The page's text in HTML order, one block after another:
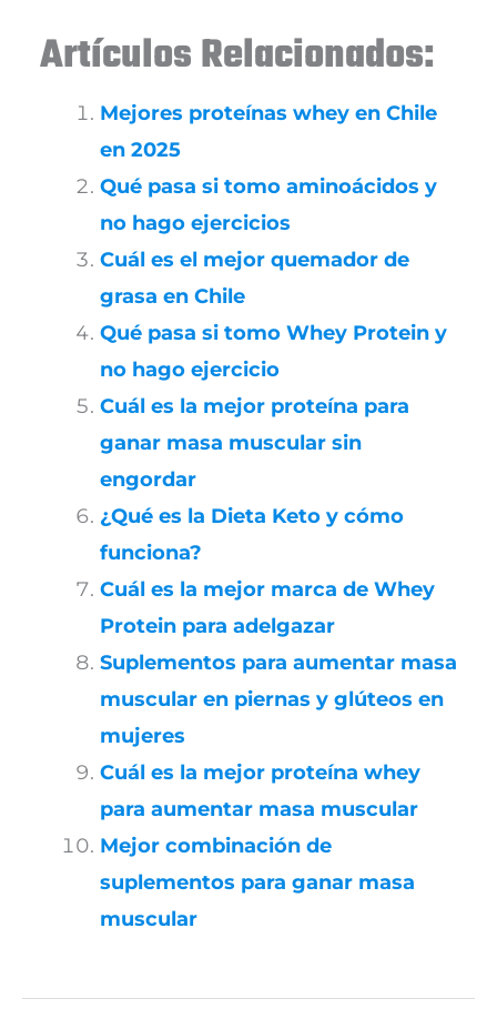
Artículos Relacionados:
Mejores proteínas whey en Chile
en 2025
Qué pasa si tomo aminoácidos y
no hago ejercicios
Cuál es el mejor quemador de
grasa en Chile
Qué pasa si tomo Whey Protein y
no hago ejercicio
Cuál es la mejor proteína para
ganar masa muscular sin
engordar
¿Qué es la Dieta Keto y cómo
funciona?
Cuál es la mejor marca de Whey
Protein para adelgazar
Suplementos para aumentar masa
muscular en piernas y glúteos en
mujeres
Cuál es la mejor proteína whey
para aumentar masa muscular
Mejor combinación de
suplementos para ganar masa
muscular